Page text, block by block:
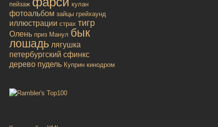
пейзаж
кулан
фотоальбом зайцы грейхаунд
иллюстрации страх тигр
Олень приз Манул бык
лошадь лягушка
петербургский сфинкс
дерево пудель Куприн кинодром